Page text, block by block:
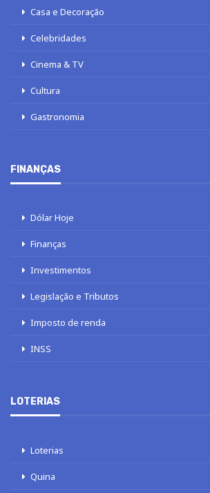
Casa e Decoração
Celebridades
Cinema & TV
Cultura
Gastronomia
FINANÇAS
Dólar Hoje
Finanças
Investimentos
Legislação e Tributos
Imposto de renda
INSS
LOTERIAS
Loterias
Quina